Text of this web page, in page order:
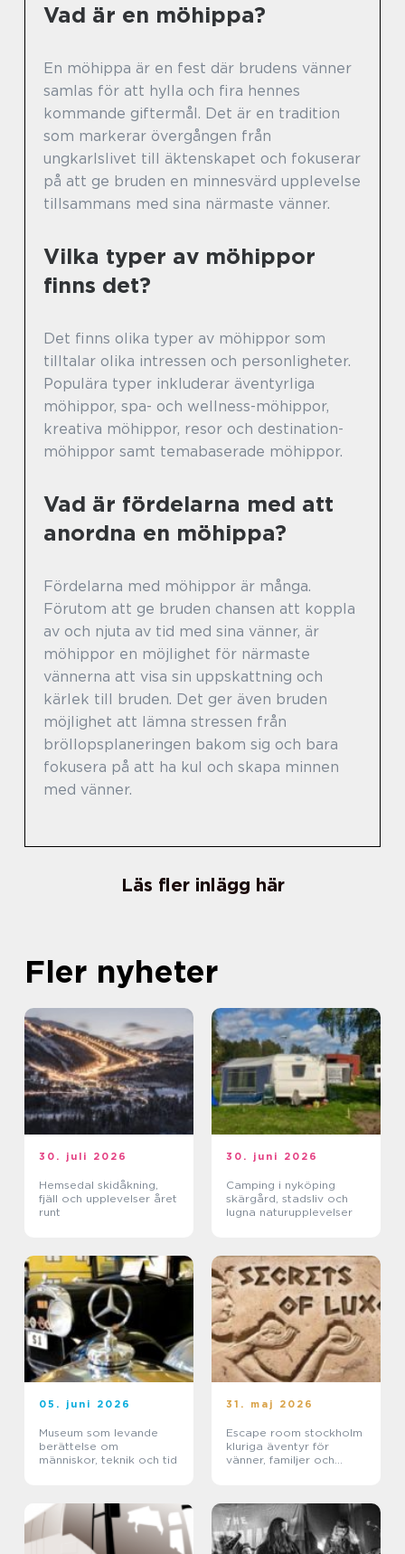
Vad är en möhippa?
En möhippa är en fest där brudens vänner
samlas för att hylla och fira hennes
kommande giftermål. Det är en tradition
som markerar övergången från
ungkarlslivet till äktenskapet och fokuserar
på att ge bruden en minnesvärd upplevelse
tillsammans med sina närmaste vänner.
Vilka typer av möhippor
finns det?
Det finns olika typer av möhippor som
tilltalar olika intressen och personligheter.
Populära typer inkluderar äventyrliga
möhippor, spa- och wellness-möhippor,
kreativa möhippor, resor och destination-
möhippor samt temabaserade möhippor.
Vad är fördelarna med att
anordna en möhippa?
Fördelarna med möhippor är många.
Förutom att ge bruden chansen att koppla
av och njuta av tid med sina vänner, är
möhippor en möjlighet för närmaste
vännerna att visa sin uppskattning och
kärlek till bruden. Det ger även bruden
möjlighet att lämna stressen från
bröllopsplaneringen bakom sig och bara
fokusera på att ha kul och skapa minnen
med vänner.
Läs fler inlägg här
Fler nyheter
30. juli 2026
Hemsedal skidåkning,
fjäll och upplevelser året
runt
30. juni 2026
Camping i nyköping
skärgård, stadsliv och
lugna naturupplevelser
05. juni 2026
Museum som levande
berättelse om
människor, teknik och tid
31. maj 2026
Escape room stockholm
kluriga äventyr för
vänner, familjer och